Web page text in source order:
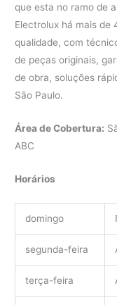
que esta no ramo de
Electrolux há mais de
qualidade, com
de peças originais,
de obra, soluções
São Paulo.
Área de Cobertura:
ABC
Horários
domingo
segunda-feira
terça-feira